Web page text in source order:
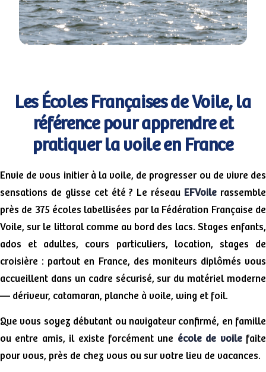
Les Écoles Françaises de Voile, la
référence pour apprendre et
pratiquer la voile en France
Envie de vous initier à la voile, de progresser ou de vivre des
sensations de glisse cet été ? Le réseau EFVoile rassemble
près de 375 écoles labellisées par la Fédération Française de
Voile, sur le littoral comme au bord des lacs. Stages enfants,
ados et adultes, cours particuliers, location, stages de
croisière : partout en France, des moniteurs diplômés vous
accueillent dans un cadre sécurisé, sur du matériel moderne
— dériveur, catamaran, planche à voile, wing et foil.
Que vous soyez débutant ou navigateur confirmé, en famille
ou entre amis, il existe forcément une école de voilefaite
pour vous, près de chez vous ou sur votre lieu de vacances.